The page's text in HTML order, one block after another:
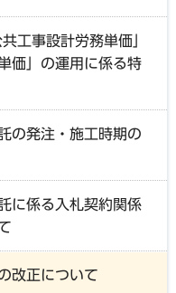
工事設計労務単価」
価」の運用に係る特
の発注・施工時期の
に係る入札契約関係
改正について